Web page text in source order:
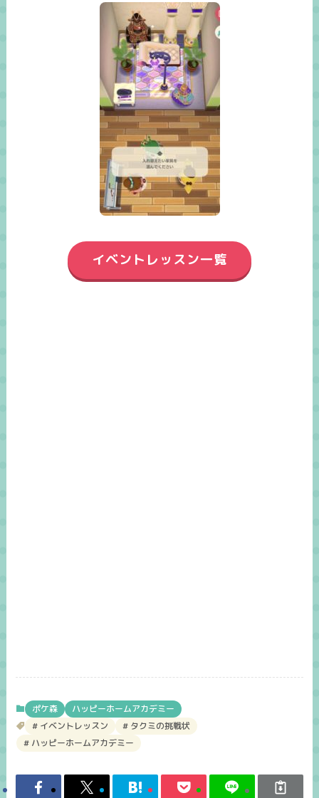
イベントレッスン一覧
ポケ森
ハッピーホームアカデミー
イベントレッスン
タクミの挑戦状
ハッピーホームアカデミー